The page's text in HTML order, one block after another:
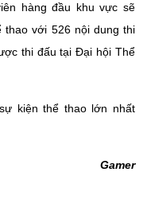
hàng đầu khu vực sẽ
thao với 526 nội dung thi
thi đấu tại Đại hội Thể
kiện thể thao lớn nhất
Gamer